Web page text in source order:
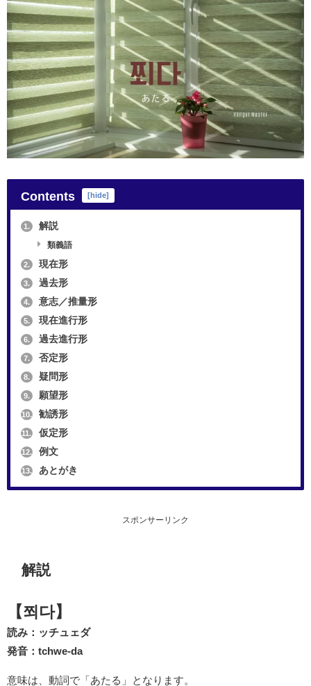
Contents [hide]
1. 解説
類義語
2. 現在形
3. 過去形
4. 意志／推量形
5. 現在進行形
6. 過去進行形
7. 否定形
8. 疑問形
9. 願望形
10. 勧誘形
11. 仮定形
12. 例文
13. あとがき
スポンサーリンク
解説
【쬐다】
読み：ッチュェダ
発音：tchwe-da
意味は、動詞で「あたる」となります。